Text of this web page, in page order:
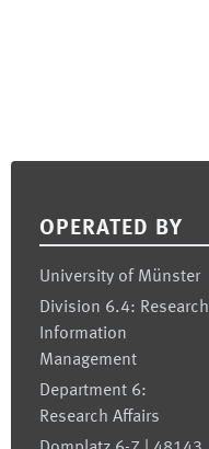
OPERATED BY
University of Münster
Division 6.4: Research
Information
Management
Department 6:
Research Affairs